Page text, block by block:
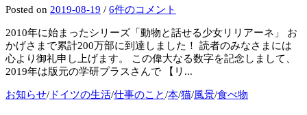
Posted on 2019-08-19 / 6件のコメント
2010年に始まったシリーズ「動物と話せる少女リリアーネ」 お
かげさまで累計200万部に到達しました！ 読者のみなさまには
心より御礼申し上げます。 この偉大なる数字を記念しまして、
2019年は版元の学研プラスさんで 【リ...
お知らせ/ ドイツの生活/仕事のこと/本/猫/風景/食べ物